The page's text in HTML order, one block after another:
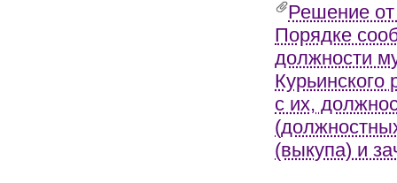
Решение
Порядке
должности
Курьинского
с их,
(выкупа) и